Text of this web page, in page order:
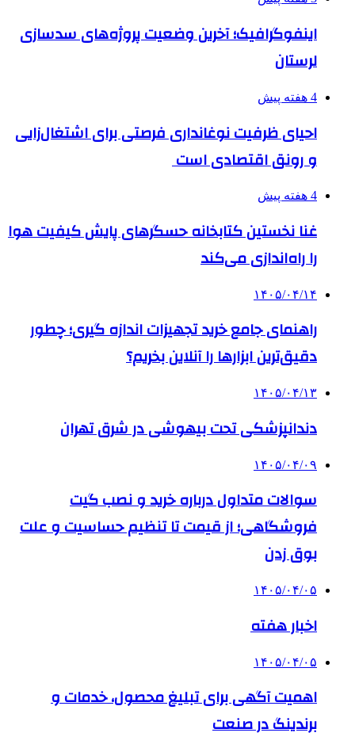
اینفوگرافیک؛ آخرین وضعیت پروژه‌های سدسازی
لرستان
4 هفته پیش
احیای ظرفیت نوغانداری فرصتی برای اشتغال‌زایی
و رونق اقتصادی است
4 هفته پیش
غنا نخستین کتابخانه حسگرهای پایش کیفیت هوا
را راه‌اندازی می‌کند
۱۴۰۵/۰۴/۱۴
راهنمای جامع خرید تجهیزات اندازه گیری؛ چطور
دقیق‌ترین ابزارها را آنلاین بخریم؟
۱۴۰۵/۰۴/۱۳
دندانپزشکی تحت بیهوشی در شرق تهران
۱۴۰۵/۰۴/۰۹
سوالات متداول درباره خرید و نصب گیت
فروشگاهی؛ از قیمت تا تنظیم حساسیت و علت
بوق زدن
۱۴۰۵/۰۴/۰۵
اخبار هفته
۱۴۰۵/۰۴/۰۵
اهمیت آگهی برای تبلیغ محصول، خدمات و
برندینگ در صنعت